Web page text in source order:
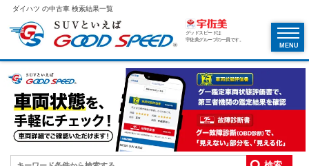
ダイハツ の中古車 検索結果一覧
グッドスピードは
宇佐美グループの一員です。
MENU